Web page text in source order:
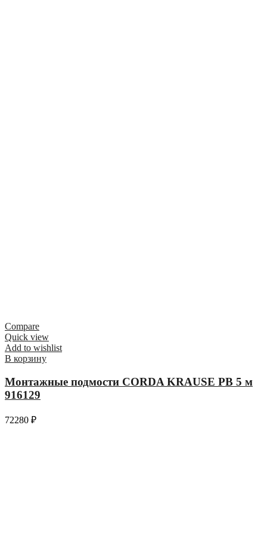
Compare
Quick view
Add to wishlist
В корзину
Монтажные подмости CORDA KRAUSE РВ 5 м
916129
72280 ₽